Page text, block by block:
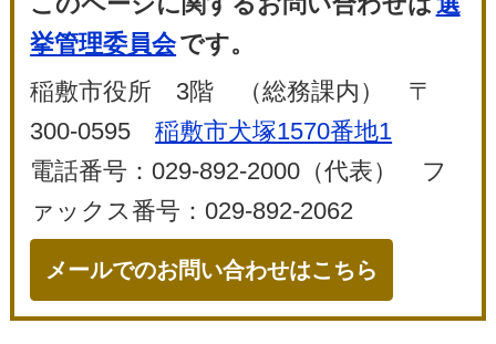
挙管理委員会です。
稲敷市役所 3階 （総務課内） 〒
300-0595稲敷市犬塚1570番地1
電話番号：029-892-2000（代表） フ
ァックス番号：029-892-2062
メールでのお問い合わせはこちら